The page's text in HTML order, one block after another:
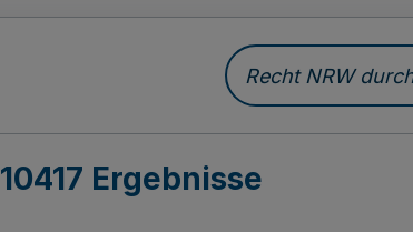
Recht NRW
10417 Ergebnisse